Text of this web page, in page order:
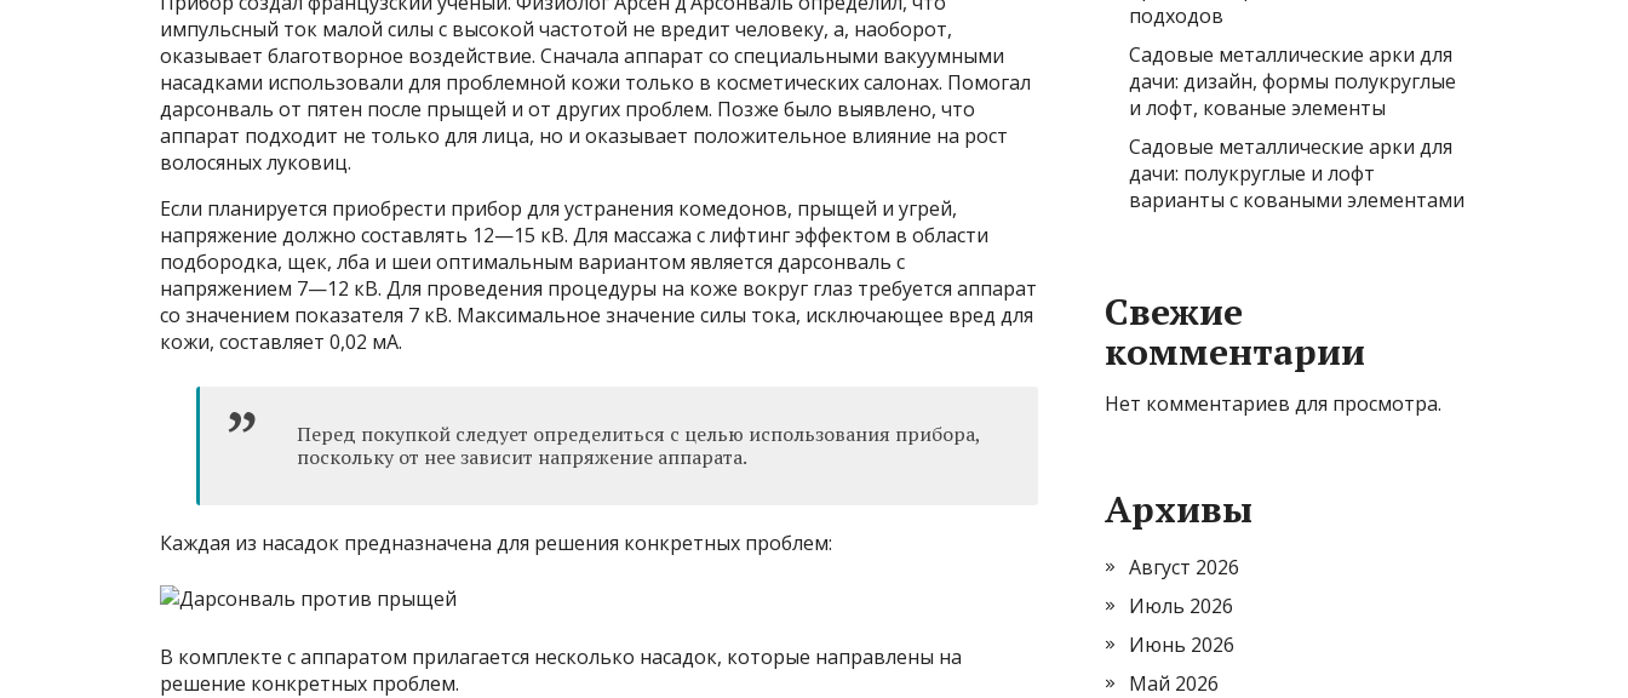
импульсный ток малой силы с высокой частотой не вредит человеку, а, наоборот,
оказывает благотворное воздействие. Сначала аппарат со специальными вакуумными
насадками использовали для проблемной кожи только в косметических салонах. Помогал
дарсонваль от пятен после прыщей и от других проблем. Позже было выявлено, что
аппарат подходит не только для лица, но и оказывает положительное влияние на рост
волосяных луковиц.
Если планируется приобрести прибор для устранения комедонов, прыщей и угрей,
напряжение должно составлять 12—15 кВ. Для массажа с лифтинг эффектом в области
подбородка, щек, лба и шеи оптимальным вариантом является дарсонваль с
напряжением 7—12 кВ. Для проведения процедуры на коже вокруг глаз требуется аппарат
со значением показателя 7 кВ. Максимальное значение силы тока, исключающее вред для
кожи, составляет 0,02 мА.
Перед покупкой следует определиться с целью использования прибора,
поскольку от нее зависит напряжение аппарата.
Каждая из насадок предназначена для решения конкретных проблем:
В комплекте с аппаратом прилагается несколько насадок, которые направлены на
решение конкретных проблем.
подходов
Садовые металлические арки для
дачи: дизайн, формы полукруглые
и лофт, кованые элементы
Садовые металлические арки для
дачи: полукруглые и лофт
варианты с коваными элементами
Свежие
комментарии
Нет комментариев для просмотра.
Архивы
Август 2026
Июль 2026
Июнь 2026
Май 2026